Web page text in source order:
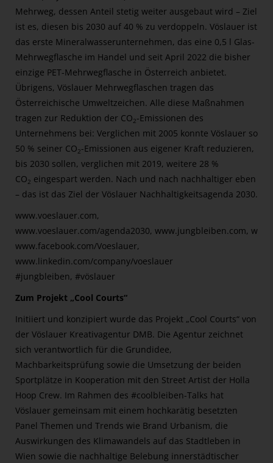
Mehrweg, dessen Anteil stetig weiter ausgebaut wird – Ziel
ist es, diesen bis 2030 auf 40 % zu verdoppeln. Vöslauer ist
das erste Mineralwasserunternehmen, das eine 0,5 l Glas-
Mehrwegflasche im Handel und seit April 2022 die bisher
einzige PET-Mehrwegflasche in Österreich anbietet.
Übrigens, Vöslauer Mehrwegflaschen tragen das
Österreichische Umweltzeichen. Alle diese Maßnahmen
tragen zur Reduktion der CO2-Emissionen des
Unternehmens bei: Verglichen mit 2005 konnte Vöslauer so
50 % seiner CO2-Emissionen aus eigener Kraft reduzieren,
bis 2030 sollen, verglichen mit 2019, weitere 28 %
CO2 eingespart werden. Nach und nach nachhaltiger eben
– das ist das Ziel der Vöslauer Nachhaltigkeitsagenda 2030.
www.voeslauer.com,
www.voeslauer.com/agenda2030, www.jungbleiben.com,
www.facebook.com/Voeslauer,
www.linkedin.com/company/voeslauer
#jungbleiben, #vöslauer
Zum Projekt „Cool Courts“
Initiiert und konzipiert wurde das Projekt „Cool Courts“ von
der Vöslauer Kreativagentur DMB. Die Agentur zeichnet
sich verantwortlich für die Grundidee,
Machbarkeitsprüfung sowie die Umsetzung der beiden
Sportplätze in Kooperation mit den Street Artist der Holla
Hoop Crew. Im Rahmen des #coolbleiben-Talks hat
Vöslauer gemeinsam mit einem hochkarätig besetzten
Panel Themen und Trends wie Brand Urbanism, die
Auswirkungen des Klimawandels auf das Stadtleben in
Wien sowie die nachhaltige Belebung innerstädtischer